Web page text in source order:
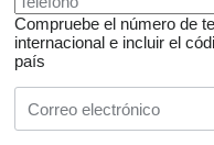
Compruebe el número de
internacional e incluir el
país